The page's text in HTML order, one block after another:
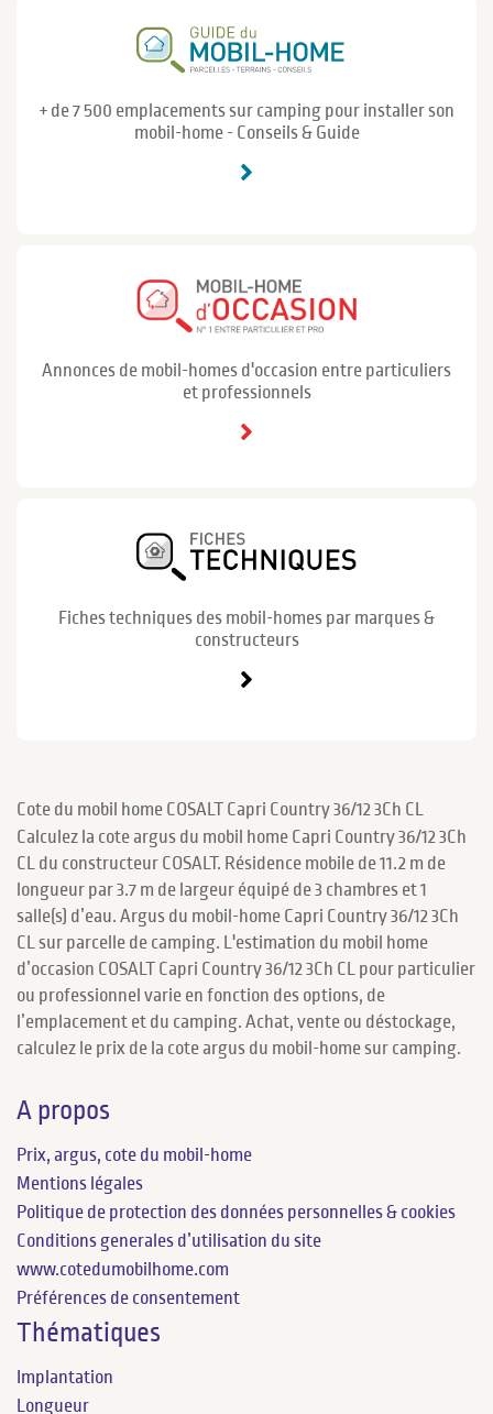
+ de 7 500 emplacements sur camping pour installer son
mobil-home - Conseils & Guide
Annonces de mobil-homes d'occasion entre particuliers
et professionnels
Fiches techniques des mobil-homes par marques &
constructeurs
Cote du mobil home COSALT Capri Country 36/12 3Ch CL
Calculez la cote argus du mobil home Capri Country 36/12 3Ch
CL du constructeur COSALT. Résidence mobile de 11.2 m de
longueur par 3.7 m de largeur équipé de 3 chambres et 1
salle(s) d’eau. Argus du mobil-home Capri Country 36/12 3Ch
CL sur parcelle de camping. L'estimation du mobil home
d’occasion COSALT Capri Country 36/12 3Ch CL pour particulier
ou professionnel varie en fonction des options, de
l’emplacement et du camping. Achat, vente ou déstockage,
calculez le prix de la cote argus du mobil-home sur camping.
A propos
Prix, argus, cote du mobil-home
Mentions légales
Politique de protection des données personnelles & cookies
Conditions generales d’utilisation du site
www.cotedumobilhome.com
Préférences de consentement
Thématiques
Implantation
Longueur